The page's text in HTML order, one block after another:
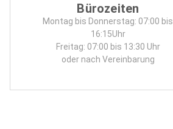
Bürozeiten
Montag bis Donnerstag: 07:00 bis
16:15Uhr
Freitag: 07:00 bis 13:30 Uhr
oder nach Vereinbarung